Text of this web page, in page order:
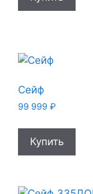
Сейф
99 999 ₽
Купить